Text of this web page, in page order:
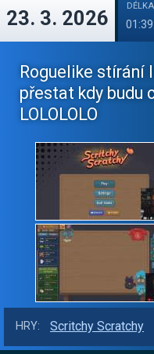
23. 3. 2026
DÉLKA
Roguelike stírání
přestat kdy budu
LOLOLOLO
HRY: Scritchy Scratchy